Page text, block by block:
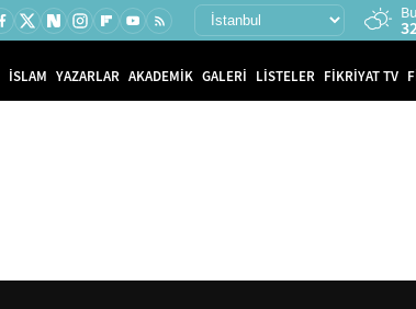
İSLAM YAZARLAR AKADEMİK GALERİ LİSTELER FİKRİYAT TV